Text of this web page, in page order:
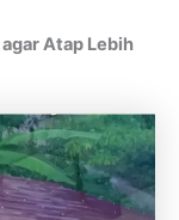
Atap Lebih